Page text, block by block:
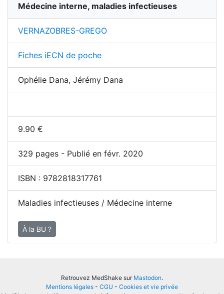
Médecine interne, maladies infectieuses
VERNAZOBRES-GREGO
Fiches iECN de poche
Ophélie Dana, Jérémy Dana
9.90 €
329 pages - Publié en févr. 2020
ISBN : 9782818317761
Maladies infectieuses / Médecine interne
À la BU ?
Retrouvez MedShake sur Mastodon.
Mentions légales - CGU - Cookies et vie privée